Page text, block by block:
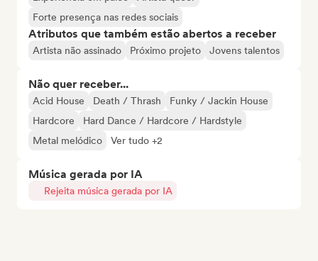
Forte presença nas redes sociais
Atributos que também estão abertos a receber
Artista não assinado Próximo projeto Jovens talentos
Não quer receber...
Acid House Death / Thrash
Funky / Jackin House
Hardcore
Hard Dance / Hardcore / Hardstyle
Metal melódico
Ver tudo +2
Música gerada por IA
Rejeita música gerada por IA